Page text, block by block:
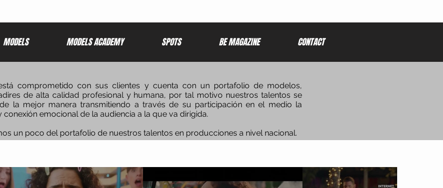
MODELS MODELS ACADEMY SPOTS BE MAGAZINE CONTACT
comprometido con sus clientes y cuenta con un portafolio de modelos,
de alta calidad profesional y humana, por tal motivo nuestros talentos se
la mejor manera transmitiendo a través de su participación en el medio la
conexión emocional de la audiencia a la que va dirigida.
un poco del portafolio de nuestros talentos en producciones a nivel nacional.